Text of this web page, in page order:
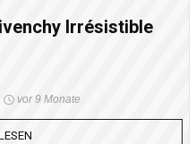
Irrésistible
vor 9 Monate